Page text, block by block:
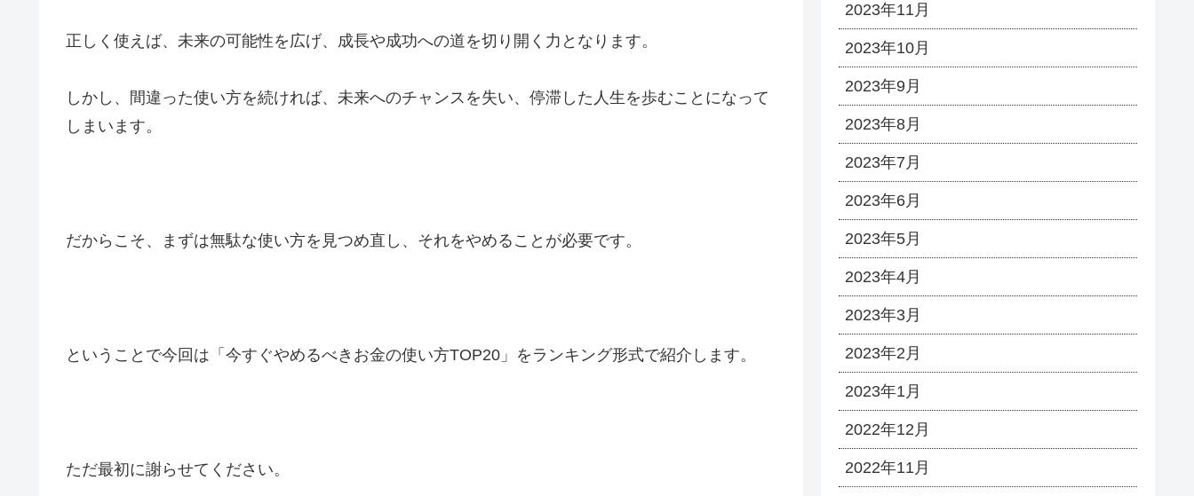
正しく使えば、未来の可能性を広げ、成長や成功への道を切り開く力となります。
しかし、間違った使い方を続ければ、未来へのチャンスを失い、停滞した人生を歩むことになって
しまいます。
だからこそ、まずは無駄な使い方を見つめ直し、それをやめることが必要です。
ということで今回は「今すぐやめるべきお金の使い方TOP20」をランキング形式で紹介します。
ただ最初に謝らせてください。
2023年11月
2023年10月
2023年9月
2023年8月
2023年7月
2023年6月
2023年5月
2023年4月
2023年3月
2023年2月
2023年1月
2022年12月
2022年11月